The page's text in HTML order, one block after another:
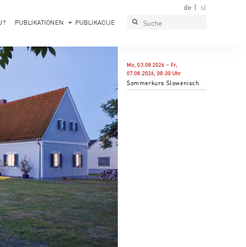
de sl
PUBLIKATIONEN PUBLIKACIJE
Mo, 03.08.2026 – Fr,
07.08.2026,08:30 Uhr
Sommerkurs Slowenisch